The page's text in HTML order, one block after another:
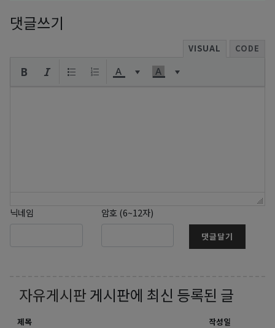
댓글쓰기
VISUAL CODE
닉네임 암호 (6~12자)
댓글달기
자유게시판 게시판에 최신 등록된 글
제목 작성일